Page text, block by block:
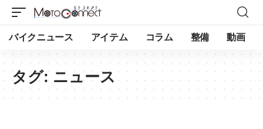
バイクニュース アイテム コラム 整備 動画
タグ: ニュース